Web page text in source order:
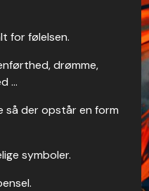
for følelsen.
drømme,
…
så der opstår en form
symboler.